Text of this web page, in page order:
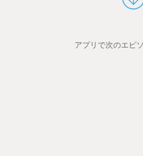
アプリで次のエピ